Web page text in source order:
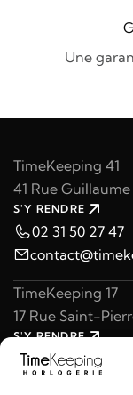
Une
TimeKeeping 41
41 Rue
S'Y RENDRE
02 31 50 27 47
TimeKeeping 17
17 Rue Saint-
S'Y RENDRE
02 31 47 49 97